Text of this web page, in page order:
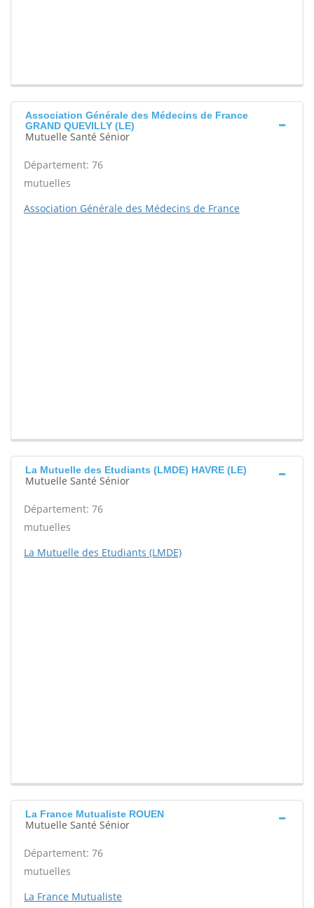
Association Générale des Médecins de France
GRAND QUEVILLY (LE)
Mutuelle Santé Sénior
Département: 76
mutuelles
Association Générale des Médecins de France
La Mutuelle des Etudiants (LMDE) HAVRE (LE)
Mutuelle Santé Sénior
Département: 76
mutuelles
La Mutuelle des Etudiants (LMDE)
La France Mutualiste ROUEN
Mutuelle Santé Sénior
Département: 76
mutuelles
La France Mutualiste